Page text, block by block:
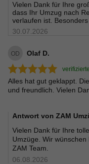
Vielen Dank für Ihre
dass Ihr Umzug nach
verlaufen ist.
30.07.2026
OD Olaf D.
Alles hat gut geklappt.
und freundlich. Vielen
Antwort von ZAM
Vielen Dank für Ihre
Umzüge. Wir
ZAM Team.
06.08.2026